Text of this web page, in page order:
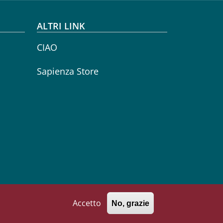
ALTRI LINK
CIAO
Sapienza Store
FacebookInstagram
Accetto No, grazie